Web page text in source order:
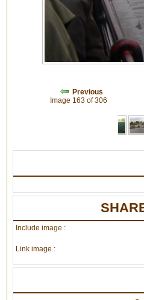
Previous
Image 163 of 306
Include image :
Link image :